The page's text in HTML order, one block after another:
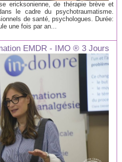
ericksonienne, de thérapie brève et
le cadre du psychotraumatisme.
de santé, psychologues. Durée:
une fois par an...
EMDR - IMO ® 3 Jours